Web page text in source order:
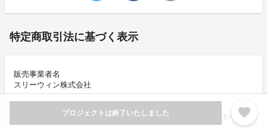
プロジェクトは終了いたしました favorite
特定商取引法に基づく表示
販売事業者名
スリーウィン株式会社
神奈川県川崎市高津区下作延3-24-1-202号 宮崎台北パークホームズ